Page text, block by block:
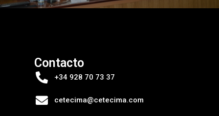
Contacto
+34 928 70 73 37
cetecima@cetecima.com